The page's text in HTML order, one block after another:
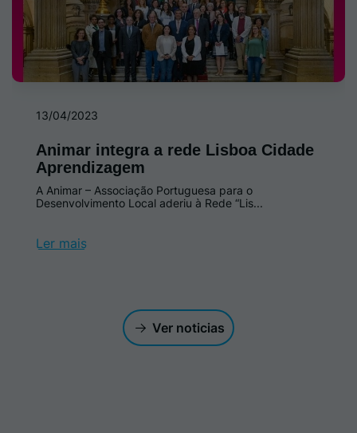
Ver noticias
13/04/2023
Animar integra a rede Lisboa Cidade
Aprendizagem
A Animar – Associação Portuguesa para o
Desenvolvimento Local aderiu à Rede “Lis...
Ler mais